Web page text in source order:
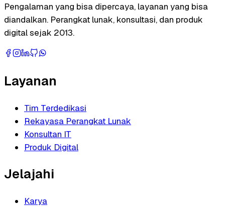
Pengalaman yang bisa dipercaya, layanan yang bisa
diandalkan. Perangkat lunak, konsultasi, dan produk
digital sejak 2013.
Layanan
Tim Terdedikasi
Rekayasa Perangkat Lunak
Konsultan IT
Produk Digital
Jelajahi
Karya